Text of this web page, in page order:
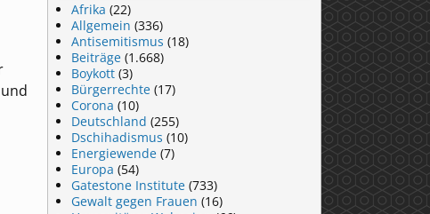
Afrika (22)
Allgemein (336)
Antisemitismus (18)
Beiträge (1.668)
Boykott (3)
Bürgerrechte (17)
Corona (10)
Deutschland (255)
Dschihadismus (10)
Energiewende (7)
Europa (54)
Gatestone Institute (733)
Gewalt gegen Frauen (16)